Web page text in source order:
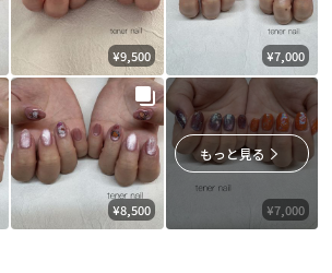
¥9,500 ¥7,000
¥8,500 ¥7,000
もっと見る